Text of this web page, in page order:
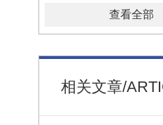
查看全部
相关文章/